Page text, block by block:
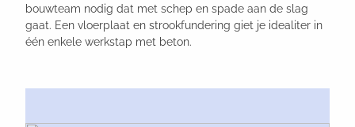
bouwteam nodig dat met schep en spade aan de slag
gaat. Een vloerplaat en strookfundering giet je idealiter in
één enkele werkstap met beton.